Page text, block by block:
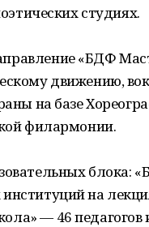
студиях.
«БДФ
движению,
на базе
филармонии.
блока:
на
— 46 педагогов